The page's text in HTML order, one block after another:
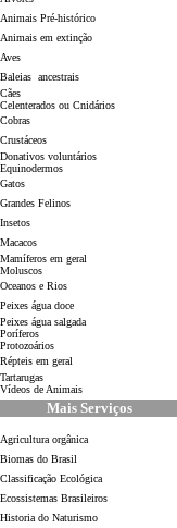
Animais Pré-histórico
Animais em extinção
Aves
Baleias ancestrais
Cães
Celenterados ou Cnidários
Cobras
Crustáceos
Donativos voluntários
Equinodermos
Gatos
Grandes Felinos
Insetos
Macacos
Mamíferos em geral
Moluscos
Oceanos e Rios
Peixes água doce
Peixes água salgada
Poríferos
Protozoários
Répteis em geral
Tartarugas
Vídeos de Animais
Mais Serviços
Agricultura orgânica
Biomas do Brasil
Classificação Ecológica
Ecossistemas Brasileiros
Historia do Naturismo